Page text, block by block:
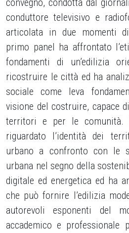
conduttore televisivo e
articolata in due momenti
primo panel ha affrontato
fondamenti di un’edilizia
ricostruire le città ed ha
sociale come leva
visione del costruire, capace
territori e per le comunità.
riguardato l’identità dei
urbano a confronto con le
urbana nel segno della
digitale ed energetica ed ha
che può fornire l’edilizia
autorevoli esponenti del
accademico e professionale